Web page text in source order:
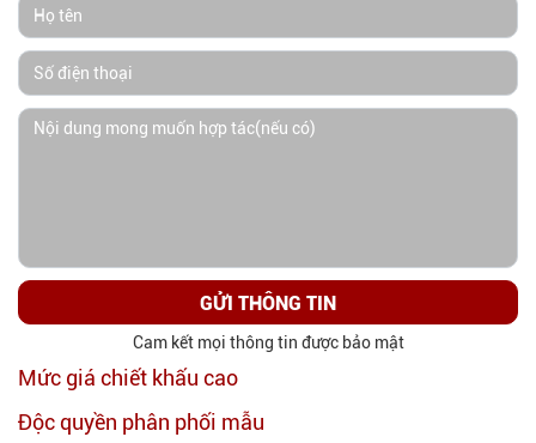
GỬI THÔNG TIN
Cam kết mọi thông tin được bảo mật
Mức giá chiết khấu cao
Độc quyền phân phối mẫu